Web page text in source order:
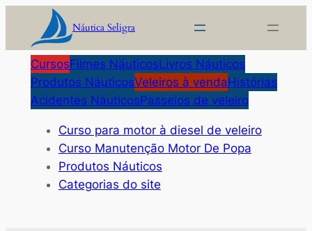
o
conteúdo
Náutica Seligra
CursosFilmes NáuticosLivros Náuticos
Produtos NáuticosVeleiros à vendaHistórias
Acidentes NáuticosPasseios de veleiro
Curso para motor à diesel de veleiro
Curso Manutenção Motor De Popa
Produtos Náuticos
Categorias do site